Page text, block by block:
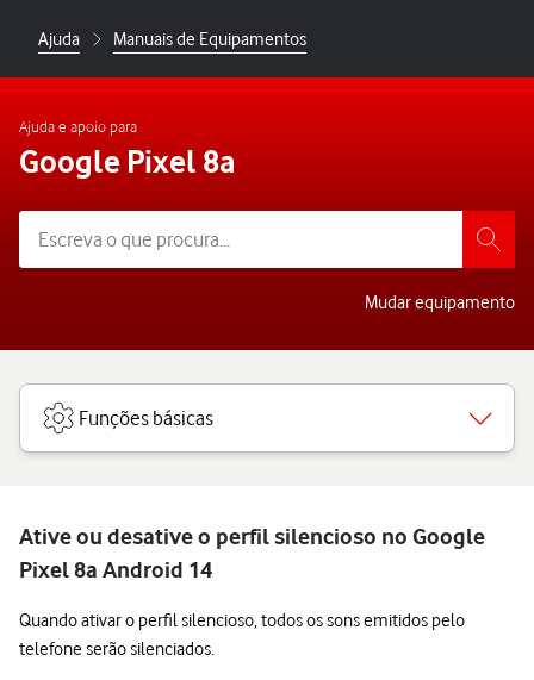
Ajuda Manuais de Equipamentos
Ajuda e apoio para
Google Pixel 8a
Mudar equipamento
Funções básicas
Ative ou desative o perfil silencioso no Google
Pixel 8a Android 14
Quando ativar o perfil silencioso, todos os sons emitidos pelo
telefone serão silenciados.